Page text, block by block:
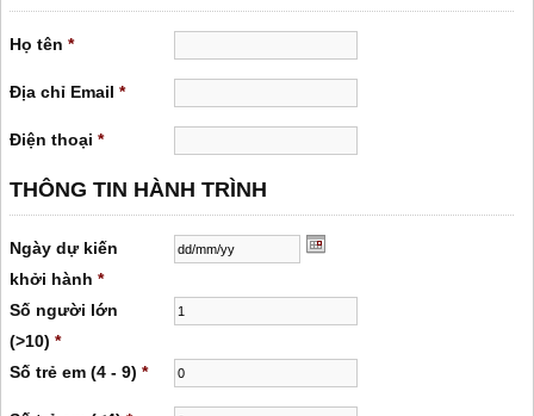
Họ tên *
Địa chỉ Email *
Điện thoại *
THÔNG TIN HÀNH TRÌNH
Ngày dự kiến ​​
khởi hành *
Số người lớn
(>10) *
Số trẻ em (4 - 9) *